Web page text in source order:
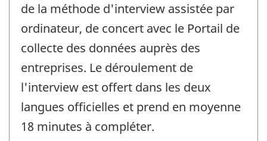
de la méthode d'interview assistée par
ordinateur, de concert avec le Portail de
collecte des données auprès des
entreprises. Le déroulement de
l'interview est offert dans les deux
langues officielles et prend en moyenne
18 minutes à compléter.